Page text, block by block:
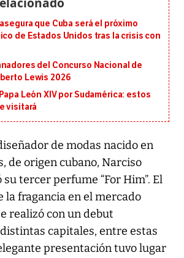
que Cuba será el próximo
de Estados Unidos tras la crisis con
del Concurso Nacional de
Lewis 2026
León XIV por Sudamérica: estos
visitará
de modas nacido en
de origen cubano, Narciso
tercer perfume “For Him”. El
la fragancia en el mercado
realizó con un debut
capitales, entre estas
presentación tuvo lugar